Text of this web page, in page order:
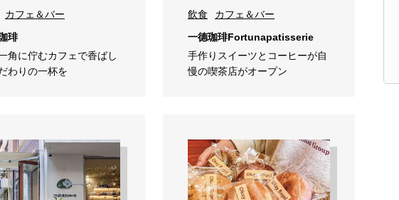
カフェ＆バー
琲
角に佇むカフェで香ばし
わりの一杯を
飲食
カフェ＆バー
一德珈琲Fortunapatisserie
手作りスイーツとコーヒーが自
慢の喫茶店がオープン